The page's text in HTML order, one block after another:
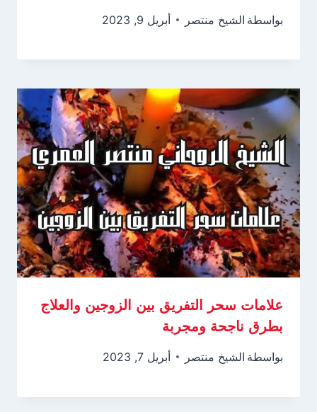
بواسطة الشيخ منتصر أبريل 9, 2023
علامات سحر التفريق بين الزوجين والعلاج
بطرق ناجحة ومجربة
بواسطة الشيخ منتصر أبريل 7, 2023